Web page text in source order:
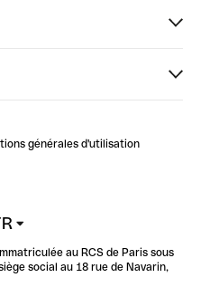
générales d'utilisation
au RCS de Paris sous
social au 18 rue de Navarin,